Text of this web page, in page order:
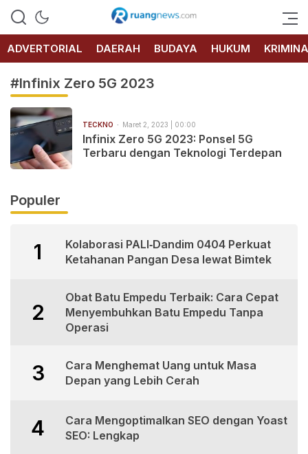
RUANG
NEWS
ADVERTORIAL
DAERAH BUDAYA HUKUM
#Infinix Zero 5G 2023
TECKNO Maret 2, 2023 | 00:00
Infinix Zero 5G 2023: Ponsel 5G
Terbaru dengan Teknologi Terdepan
Populer
1
Kolaborasi PALI‑Dandim 0404 Perkuat
Ketahanan Pangan Desa lewat Bimtek
2
Obat Batu Empedu Terbaik: Cara Cepat
Menyembuhkan Batu Empedu Tanpa
Operasi
3
Cara Menghemat Uang untuk Masa
Depan yang Lebih Cerah
4
Cara Mengoptimalkan SEO dengan Yoast
SEO: Lengkap